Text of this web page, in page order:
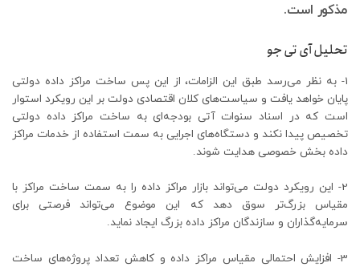
مذکور است.
تحلیل آی تی جو
1- به نظر می‌رسد طبق این الزامات، از این پس ساخت مراکز داده دولتی
پایان خواهد یافت و سیاست‌های کلان اقتصادی دولت بر این رویکرد استوار
است که در اسناد سنوات آتی بودجه‌ای به ساخت مراکز داده دولتی
تخصیص پیدا نکند و دستگاه‌های اجرایی به سمت استفاده از خدمات مراکز
داده بخش خصوصی هدایت شوند.
2- این رویکرد دولت می‌تواند بازار مراکز داده را به سمت ساخت مراکز با
مقیاس بزرگ‌تر سوق دهد که این موضوع می‌تواند فرصتی برای
سرمایه‌گذاران و سازندگان مراکز داده بزرگ ایجاد نماید.
3- افزایش احتمالی مقیاس مراکز داده و کاهش تعداد پروژه‌های ساخت